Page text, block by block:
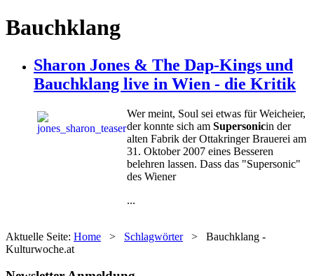
Bauchklang
Sharon Jones & The Dap-Kings und
Bauchklang live in Wien - die Kritik
Wer meint, Soul sei etwas für Weicheier,
der konnte sich am Supersonicin der
alten Fabrik der Ottakringer Brauerei am
31. Oktober 2007 eines Besseren
belehren lassen. Dass das "Supersonic"
des Wiener
...
Aktuelle Seite: Home > Schlagwörter > Bauchklang -
Kulturwoche.at